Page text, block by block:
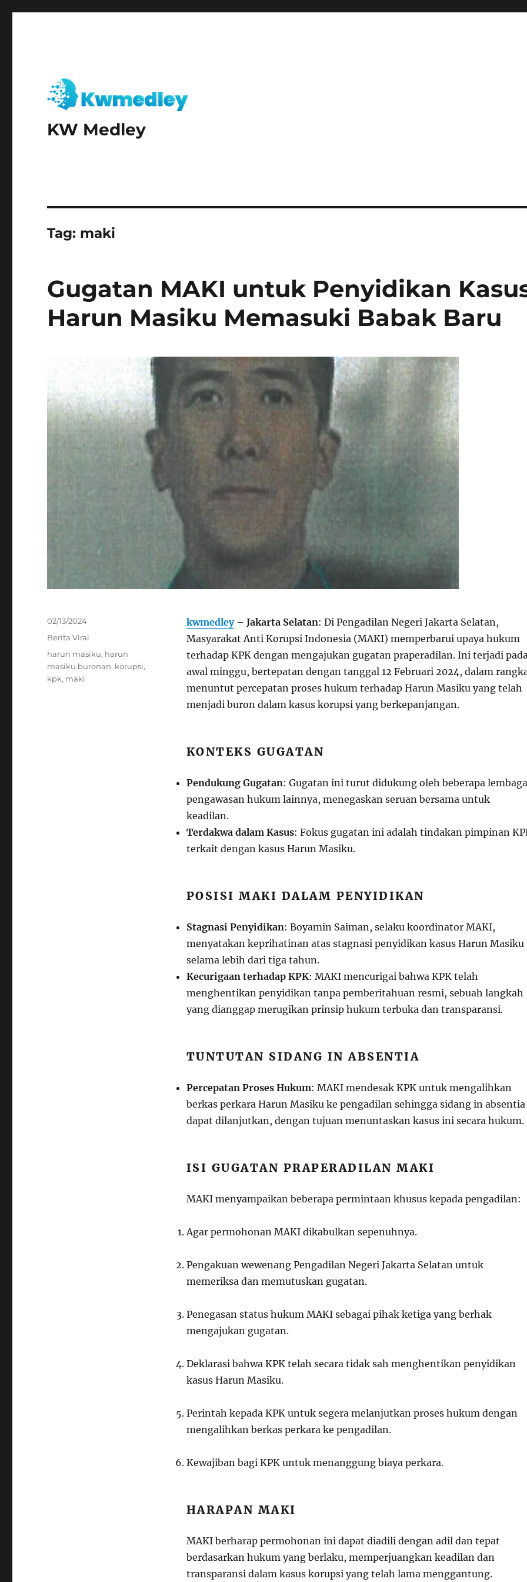
KW Medley
Tag: maki
Gugatan MAKI untuk Penyidikan
Harun Masiku Memasuki Babak Baru
kwmedley– Jakarta Selatan: Di Pengadilan Negeri Jakarta Selatan,
Masyarakat Anti Korupsi Indonesia (MAKI) memperbarui upaya hukum
terhadap KPK dengan mengajukan gugatan praperadilan. Ini terjadi
awal minggu, bertepatan dengan tanggal 12 Februari 2024, dalam
menuntut percepatan proses hukum terhadap Harun Masiku yang telah
menjadi buron dalam kasus korupsi yang berkepanjangan.
KONTEKS GUGATAN
Pendukung Gugatan: Gugatan ini turut didukung oleh beberapa lembaga
pengawasan hukum lainnya, menegaskan seruan bersama untuk
keadilan.
Terdakwa dalam Kasus: Fokus gugatan ini adalah tindakan pimpinan
terkait dengan kasus Harun Masiku.
POSISI MAKI DALAM PENYIDIKAN
Stagnasi Penyidikan: Boyamin Saiman, selaku koordinator MAKI,
menyatakan keprihatinan atas stagnasi penyidikan kasus Harun Masiku
selama lebih dari tiga tahun.
Kecurigaan terhadap KPK: MAKI mencurigai bahwa KPK telah
menghentikan penyidikan tanpa pemberitahuan resmi, sebuah langkah
yang dianggap merugikan prinsip hukum terbuka dan transparansi.
TUNTUTAN SIDANG IN ABSENTIA
Percepatan Proses Hukum: MAKI mendesak KPK untuk mengalihkan
berkas perkara Harun Masiku ke pengadilan sehingga sidang in absentia
dapat dilanjutkan, dengan tujuan menuntaskan kasus ini secara hukum.
ISI GUGATAN PRAPERADILAN MAKI
MAKI menyampaikan beberapa permintaan khusus kepada pengadilan:
Agar permohonan MAKI dikabulkan sepenuhnya.
Pengakuan wewenang Pengadilan Negeri Jakarta Selatan untuk
memeriksa dan memutuskan gugatan.
Penegasan status hukum MAKI sebagai pihak ketiga yang berhak
mengajukan gugatan.
Deklarasi bahwa KPK telah secara tidak sah menghentikan penyidikan
kasus Harun Masiku.
Perintah kepada KPK untuk segera melanjutkan proses hukum dengan
mengalihkan berkas perkara ke pengadilan.
Kewajiban bagi KPK untuk menanggung biaya perkara.
HARAPAN MAKI
MAKI berharap permohonan ini dapat diadili dengan adil dan tepat
berdasarkan hukum yang berlaku, memperjuangkan keadilan dan
transparansi dalam kasus korupsi yang telah lama menggantung.
Posted
02/13/2024
Categories
Berita Viral
Tags
harun masiku, harun
masiku buronan, korupsi,
kpk, maki